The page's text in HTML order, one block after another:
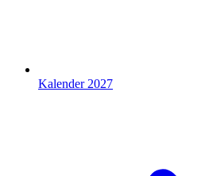
Kalender 2027